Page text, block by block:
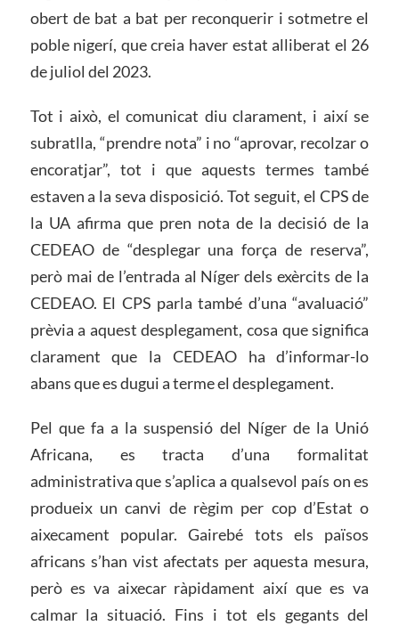
obert de bat a bat per reconquerir i sotmetre el
poble nigerí, que creia haver estat alliberat el 26
de juliol del 2023.
Tot i això, el comunicat diu clarament, i així se
subratlla, “prendre nota” i no “aprovar, recolzar o
encoratjar”, tot i que aquests termes també
estaven a la seva disposició. Tot seguit, el CPS de
la UA afirma que pren nota de la decisió de la
CEDEAO de “desplegar una força de reserva”,
però mai de l’entrada al Níger dels exèrcits de la
CEDEAO. El CPS parla també d’una “avaluació”
prèvia a aquest desplegament, cosa que significa
clarament que la CEDEAO ha d’informar-lo
abans que es dugui a terme el desplegament.
Pel que fa a la suspensió del Níger de la Unió
Africana, es tracta d’una formalitat
administrativa que s’aplica a qualsevol país on es
produeix un canvi de règim per cop d’Estat o
aixecament popular. Gairebé tots els països
africans s’han vist afectats per aquesta mesura,
però es va aixecar ràpidament així que es va
calmar la situació. Fins i tot els gegants del